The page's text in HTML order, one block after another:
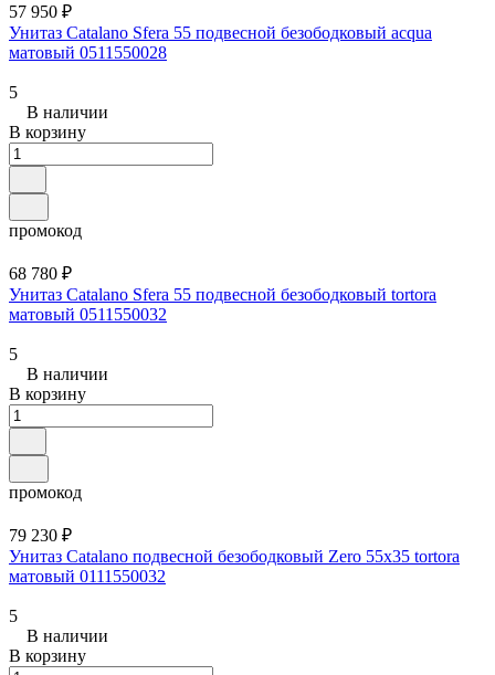
57 950 ₽
Унитаз Catalano Sfera 55 подвесной безободковый acqua
матовый 0511550028
5
В наличии
В корзину
промокод
68 780 ₽
Унитаз Catalano Sfera 55 подвесной безободковый tortora
матовый 0511550032
5
В наличии
В корзину
промокод
79 230 ₽
Унитаз Catalano подвесной безободковый Zero 55x35 tortora
матовый 0111550032
5
В наличии
В корзину